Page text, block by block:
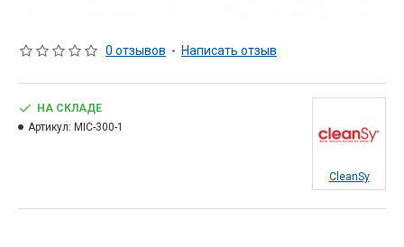
0 отзывов - Написать отзыв
НА СКЛАДЕ
Артикул: MIC-300-1
CleanSy